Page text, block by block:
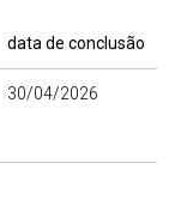
data de conclusão
30/04/2026